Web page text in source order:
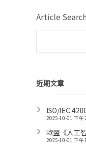
Article
近期文章
ISO/IEC
2025-10-01 下午
歐盟《人工
2025-10-01 下午